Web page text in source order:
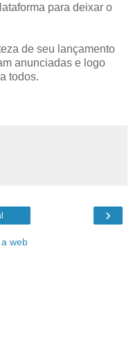
para deixar o
de seu lançamento
anunciadas e logo
todos.
›
web